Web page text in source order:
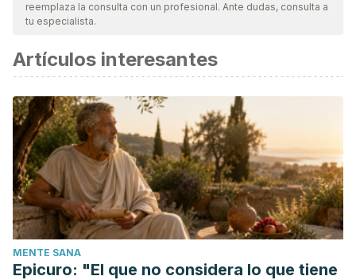
vigencia y validez.La bibliografía de este artículo fue
científica.
“Natural paterns of sleep” enwebhealthysleep
Germain, A., & Kupfer, D. J. (2008, October). Circadian
rhythm disturbances in depression.Human
Psychopharmacology, 23(7), 571-585
“La inflcuencia de la alimentación en el estado de ánimo”,
enweb Clínica de la Familia
Mercedes Parra, “Las ventajas de un buen desayuno”,
Salud y Corazón,114
reemplaza la consulta con un profesional. Ante dudas, consulta a
tu especialista.
Artículos interesantes
MENTE SANA
Epicuro: "El que no considera lo que tiene